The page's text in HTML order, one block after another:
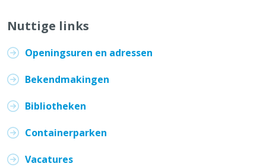
Nuttige links
Openingsuren en adressen
Bekendmakingen
Bibliotheken
Containerparken
Vacatures